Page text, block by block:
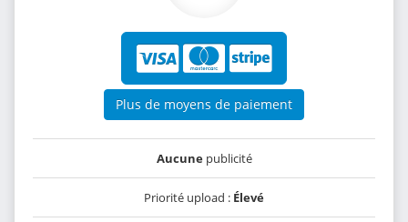
Plus de moyens de paiement
Aucunepublicité
Priorité upload : Élevé